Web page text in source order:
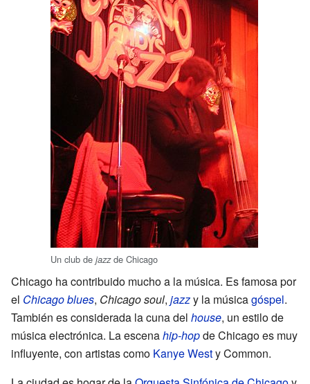
Un club de jazzde Chicago
Chicago ha contribuido mucho a la música. Es famosa por
el Chicago blues, Chicago soul, jazzy la músicagóspel.
También es considerada la cuna del house, un estilo de
música electrónica. La escenahip-hopde Chicago es muy
influyente, con artistas como Kanye Westy Common.